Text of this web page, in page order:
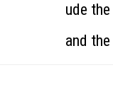
ude
and